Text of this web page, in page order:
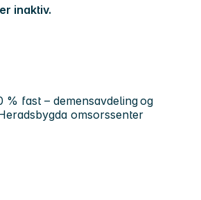
inaktiv.
% fast – demensavdeling og
omsorssenter